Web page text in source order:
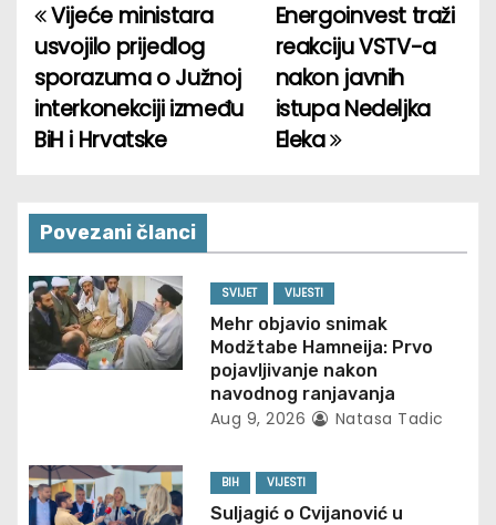
P
o
s
n
a
v
i
t
Energoinvest traži
reakciju VSTV-a
nakon javnih
istupa Nedeljka
Eleka
Vijeće ministara
usvojilo prijedlog
sporazuma o Južnoj
interkonekciji između
BiH i Hrvatske
Povezani članci
SVIJET VIJESTI
Mehr objavio snimak
Modžtabe Hamneija: Prvo
pojavljivanje nakon
navodnog ranjavanja
Aug 9, 2026 Natasa Tadic
BIH VIJESTI
Suljagić o Cvijanović u